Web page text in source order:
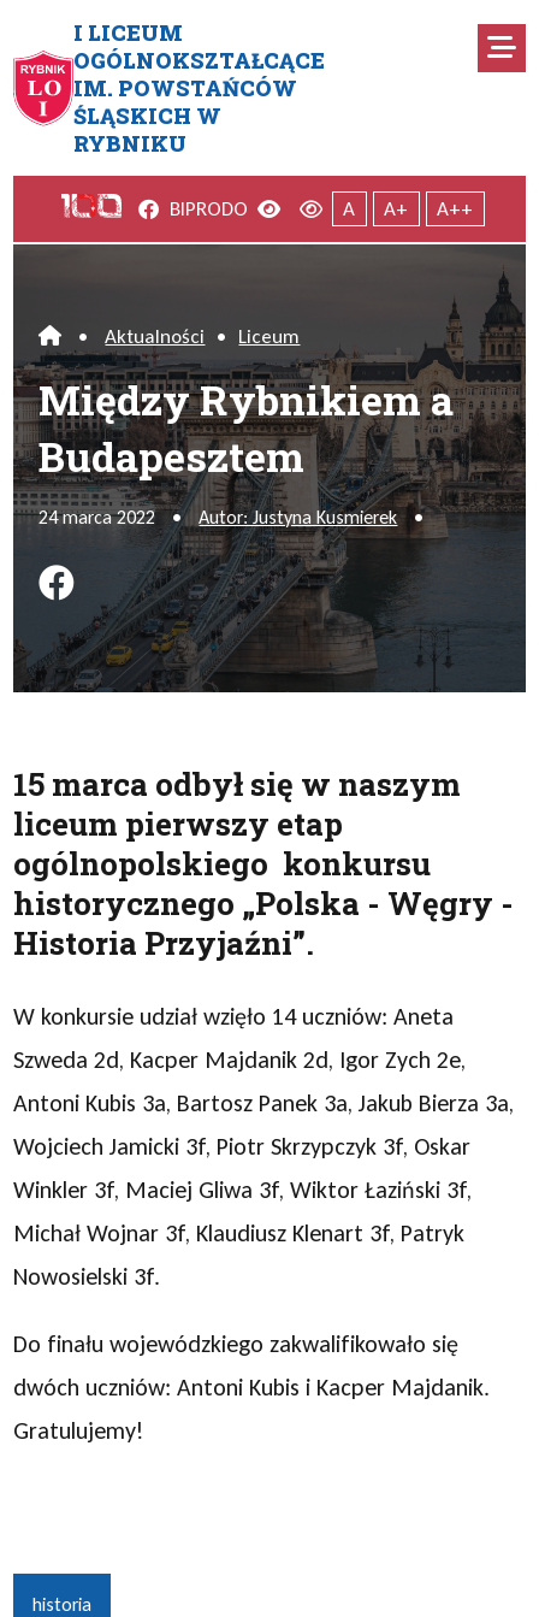
I LICEUM
OGÓLNOKSZTAŁCĄCE
IM. POWSTAŃCÓW
ŚLĄSKICH W
RYBNIKU
Między Rybnikiem a
Facebook
BIPRODO Wersja kontrastowa
Wersja domyślna
A A+ A++
Home
• Aktualności • Liceum
Między Rybnikiem a
Budapesztem
24 marca 2022 • Autor: Justyna Kusmierek •
Podziel się na FB
15 marca odbył się w naszym
liceum pierwszy etap
ogólnopolskiego konkursu
historycznego „Polska - Węgry -
Historia Przyjaźni”.
W konkursie udział wzięło 14 uczniów: Aneta
Szweda 2d, Kacper Majdanik 2d, Igor Zych 2e,
Antoni Kubis 3a, Bartosz Panek 3a, Jakub Bierza 3a,
Wojciech Jamicki 3f, Piotr Skrzypczyk 3f, Oskar
Winkler 3f, Maciej Gliwa 3f, Wiktor Łaziński 3f,
Michał Wojnar 3f, Klaudiusz Klenart 3f, Patryk
Nowosielski 3f.
Do finału wojewódzkiego zakwalifikowało się
dwóch uczniów: Antoni Kubis i Kacper Majdanik.
Gratulujemy!
historia